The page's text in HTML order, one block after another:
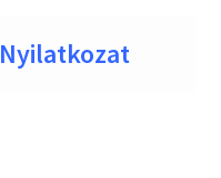
Nyilatkozat